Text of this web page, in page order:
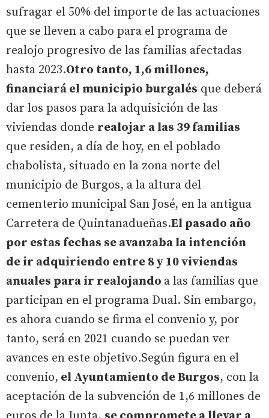
sufragar el 50% del importe de las actuaciones
que se lleven a cabo para el programa de
realojo progresivo de las familias afectadas
hasta 2023.Otro tanto, 1,6 millones,
financiará el municipio burgalés que deberá
dar los pasos para la adquisición de las
viviendas donde realojar a las 39 familias
que residen, a día de hoy, en el poblado
chabolista, situado en la zona norte del
municipio de Burgos, a la altura del
cementerio municipal San José, en la antigua
Carretera de Quintanadueñas.El pasado año
por estas fechas se avanzaba la intención
de ir adquiriendo entre 8 y 10 viviendas
anuales para ir realojando a las familias que
participan en el programa Dual. Sin embargo,
es ahora cuando se firma el convenio y, por
tanto, será en 2021 cuando se puedan ver
avances en este objetivo.Según figura en el
convenio, el Ayuntamiento de Burgos, con la
aceptación de la subvención de 1,6 millones de